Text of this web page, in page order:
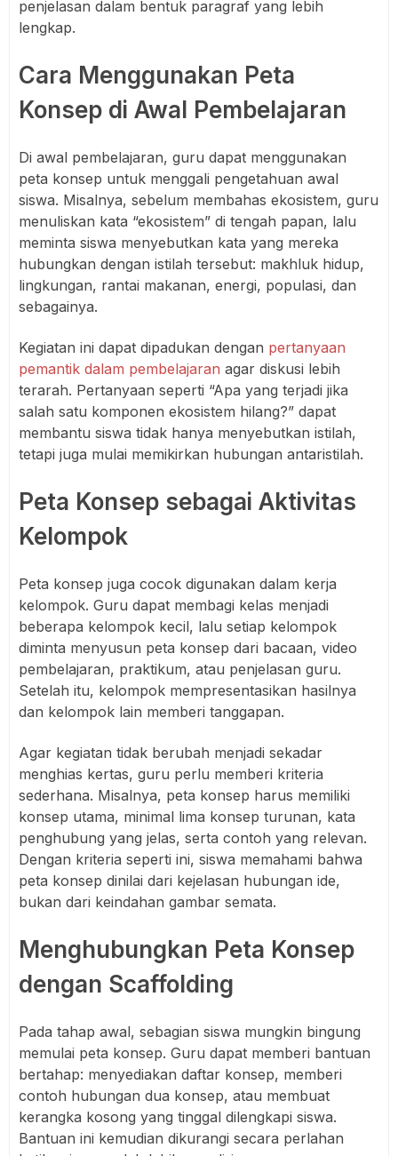
penjelasan dalam bentuk paragraf yang lebih
lengkap.
Cara Menggunakan Peta
Konsep di Awal Pembelajaran
Di awal pembelajaran, guru dapat menggunakan
peta konsep untuk menggali pengetahuan awal
siswa. Misalnya, sebelum membahas ekosistem, guru
menuliskan kata “ekosistem” di tengah papan, lalu
meminta siswa menyebutkan kata yang mereka
hubungkan dengan istilah tersebut: makhluk hidup,
lingkungan, rantai makanan, energi, populasi, dan
sebagainya.
Kegiatan ini dapat dipadukan dengan pertanyaan
pemantik dalam pembelajaran agar diskusi lebih
terarah. Pertanyaan seperti “Apa yang terjadi jika
salah satu komponen ekosistem hilang?” dapat
membantu siswa tidak hanya menyebutkan istilah,
tetapi juga mulai memikirkan hubungan antaristilah.
Peta Konsep sebagai Aktivitas
Kelompok
Peta konsep juga cocok digunakan dalam kerja
kelompok. Guru dapat membagi kelas menjadi
beberapa kelompok kecil, lalu setiap kelompok
diminta menyusun peta konsep dari bacaan, video
pembelajaran, praktikum, atau penjelasan guru.
Setelah itu, kelompok mempresentasikan hasilnya
dan kelompok lain memberi tanggapan.
Agar kegiatan tidak berubah menjadi sekadar
menghias kertas, guru perlu memberi kriteria
sederhana. Misalnya, peta konsep harus memiliki
konsep utama, minimal lima konsep turunan, kata
penghubung yang jelas, serta contoh yang relevan.
Dengan kriteria seperti ini, siswa memahami bahwa
peta konsep dinilai dari kejelasan hubungan ide,
bukan dari keindahan gambar semata.
Menghubungkan Peta Konsep
dengan Scaffolding
Pada tahap awal, sebagian siswa mungkin bingung
memulai peta konsep. Guru dapat memberi bantuan
bertahap: menyediakan daftar konsep, memberi
contoh hubungan dua konsep, atau membuat
kerangka kosong yang tinggal dilengkapi siswa.
Bantuan ini kemudian dikurangi secara perlahan